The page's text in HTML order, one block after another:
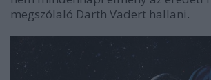
megszólaló Darth Vadert hallani.